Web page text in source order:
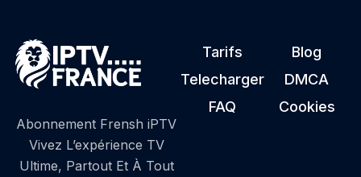
Abonnement Frensh iPTV
Vivez L’expérience TV
Ultime, Partout Et À Tout
Tarifs
Telecharger
FAQ
Blog
DMCA
Cookies